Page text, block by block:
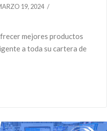
19, 2024
mejores productos
a toda su cartera de